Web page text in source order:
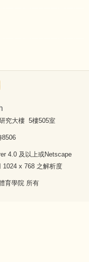
究大樓 5樓505室
8506
4.0 及以上或Netscape
1024 x 768 之解析度
育學院 所有